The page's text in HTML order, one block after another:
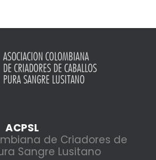
ACPSL
de Criadores de
Sangre Lusitano